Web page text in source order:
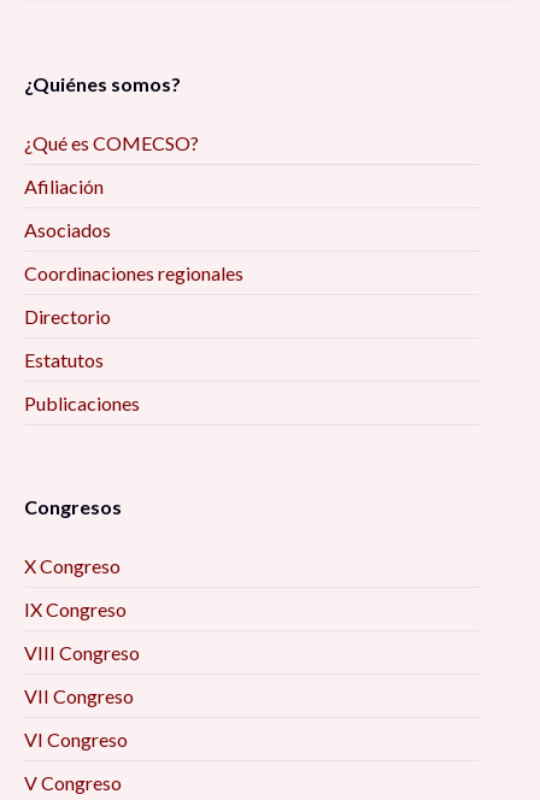
¿Quiénes somos?
¿Qué es COMECSO?
Afiliación
Asociados
Coordinaciones regionales
Directorio
Estatutos
Publicaciones
Congresos
X Congreso
IX Congreso
VIII Congreso
VII Congreso
VI Congreso
V Congreso